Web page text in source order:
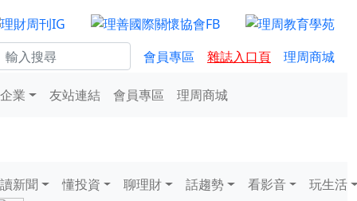
會員專區 雜誌入口頁 理周商城
業 友站連結 會員專區 理周商城
讀新聞 懂投資 聊理財 話趨勢 看影音 玩生活